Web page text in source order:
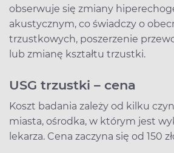
obserwuje się zmiany
akustycznym, co świadczy o
trzustkowych, poszerzenie
lub zmianę kształtu trzustki.
USG trzustki – cena
Koszt badania zależy od kilku
miasta, ośrodka, w którym jest
lekarza. Cena zaczyna się od 150